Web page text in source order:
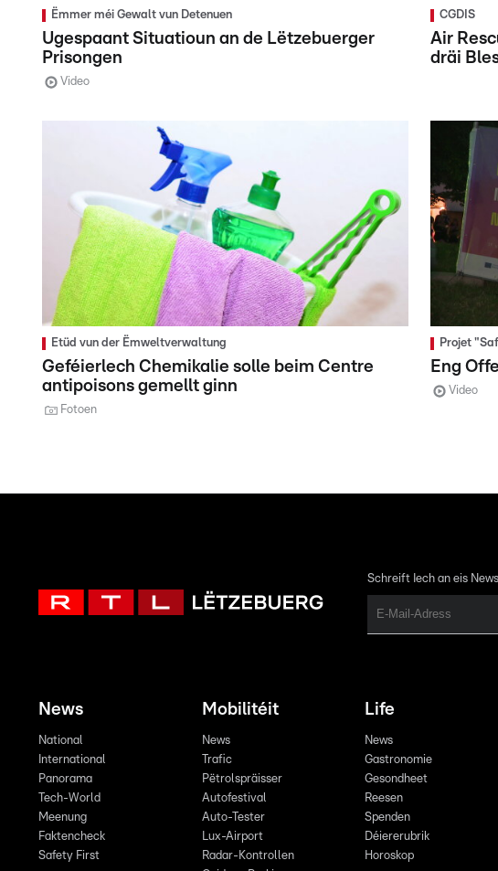
Ëmmer méi Gewalt vun Detenuen
Ugespaant Situatioun an de Lëtzebuerger
Prisongen
Video
CGDIS
Air
dräi
Etüd vun der Ëmweltverwaltung
Geféierlech Chemikalie solle beim Centre
antipoisons gemellt ginn
Fotoen
Projet
Eng
Video
Schreift Iech an eis
News
National
International
Panorama
Tech-World
Meenung
Faktencheck
Safety First
Mobilitéit
News
Trafic
Pëtrolspräisser
Autofestival
Auto-Tester
Lux-Airport
Radar-Kontrollen
Life
News
Gastronomie
Gesondheet
Reesen
Spenden
Déiererubrik
Horoskop